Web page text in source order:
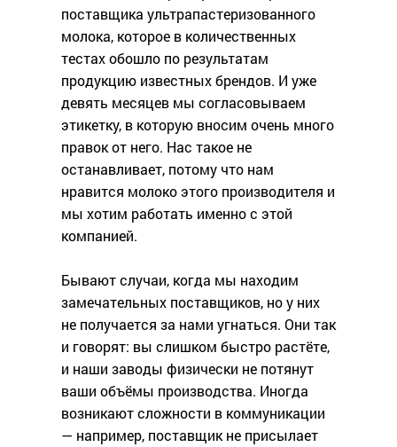
поставщика ультрапастеризованного
молока, которое в количественных
тестах обошло по результатам
продукцию известных брендов. И уже
девять месяцев мы согласовываем
этикетку, в которую вносим очень много
правок от него. Нас такое не
останавливает, потому что нам
нравится молоко этого производителя и
мы хотим работать именно с этой
компанией.
Бывают случаи, когда мы находим
замечательных поставщиков, но у них
не получается за нами угнаться. Они так
и говорят: вы слишком быстро растёте,
и наши заводы физически не потянут
ваши объёмы производства. Иногда
возникают сложности в коммуникации
— например, поставщик не присылает